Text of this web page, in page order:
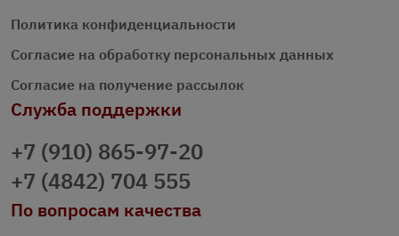
Политика конфиденциальности
Согласие на обработку персональных данных
Согласие на получение рассылок
Служба поддержки
+7 (910) 865-97-20
+7 (4842) 704 555
По вопросам качества